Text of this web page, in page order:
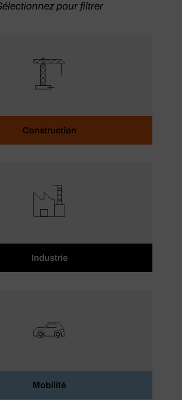
pour filtrer
Construction
Industrie
Mobilité